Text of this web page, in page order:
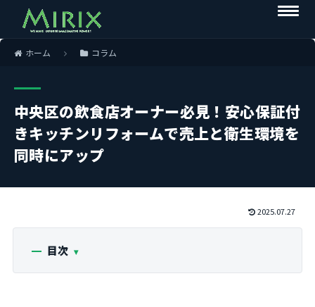
ホーム コラム
中央区の飲食店オーナー必見！安心保証付
きキッチンリフォームで売上と衛生環境を
同時にアップ
2025.07.27
目次